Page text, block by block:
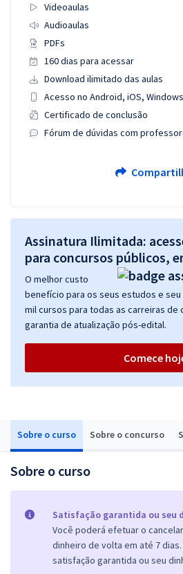
Sobre o curso Sobre o concurso
Sobre o curso
Satisfação garantida ou seu
Você poderá efetuar o
dinheiro de volta em até 7 dias.
satisfação garantida ou seu
Videoaulas
Audioaulas
PDFs
160 dias para acessar
Download ilimitado das aulas
Acesso no Android, iOS,
Certificado de conclusão
Fórum de dúvidas com
Assinatura Ilimitada:
para concursos públicos,
O melhor custo
benefício para os seus estudos e seu
mil cursos para todas as carreiras de
garantia de atualização pós-edital.
Comece